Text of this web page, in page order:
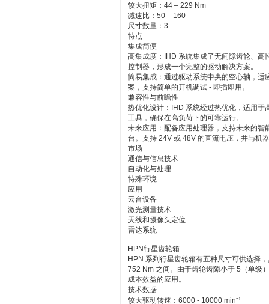
较大扭矩：44 – 229 Nm
减速比：50 – 160
尺寸数量：3
特点
集成简便
高集成度：IHD 系统集成了无间隙齿轮、
控制器，形成一个完整的驱动解决方案。
简易集成：通过驱动系统中央的空心轴，
案，支持简单的开机调试 - 即插即用。
兼容性与前瞻性
热优化设计：IHD 系统经过热优化，适用
工具，确保在高负荷下的可靠运行。
未来应用：配备应用处理器，支持未来的
台。支持 24V 或 48V 的直流电压，并与机
市场
通信与信息技术
自动化与处理
特殊环境
应用
云台设备
激光测量技术
天线和摄像头定位
雷达系统
----------------------------
HPN行星齿轮箱
HPN 系列行星齿轮箱有五种尺寸可供选择
752 Nm 之间。由于齿轮齿隙小于 5（单级
成本效益的应用。
技术数据
较大驱动转速：6000 - 10000 min⁻¹